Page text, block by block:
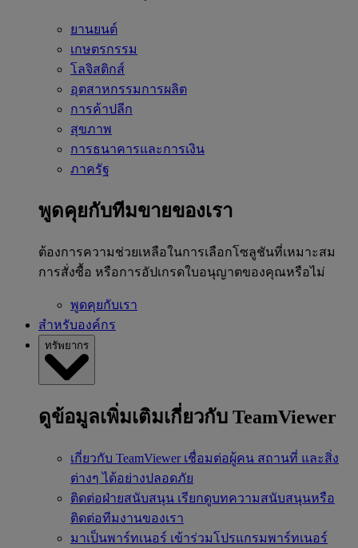
ยานยนต์
เกษตรกรรม
โลจิสติกส์
อุตสาหกรรมการผลิต
การค้าปลีก
สุขภาพ
การธนาคารและการเงิน
ภาครัฐ
พูดคุยกับทีมขายของเรา
ต้องการความช่วยเหลือในการเลือกโซลูชันที่เหมาะสม
การสั่งซื้อ หรือการอัปเกรดใบอนุญาตของคุณหรือไม่
พูดคุยกับเรา
สำหรับองค์กร
ทรัพยากร
ดูข้อมูลเพิ่มเติมเกี่ยวกับ TeamViewer
เกี่ยวกับ TeamViewer เชื่อมต่อผู้คน สถานที่ และสิ่ง
ต่างๆ ได้อย่างปลอดภัย
ติดต่อฝ่ายสนับสนุน เรียกดูบทความสนับสนุนหรือ
ติดต่อทีมงานของเรา
มาเป็นพาร์ทเนอร์ เข้าร่วมโปรแกรมพาร์ทเนอร์